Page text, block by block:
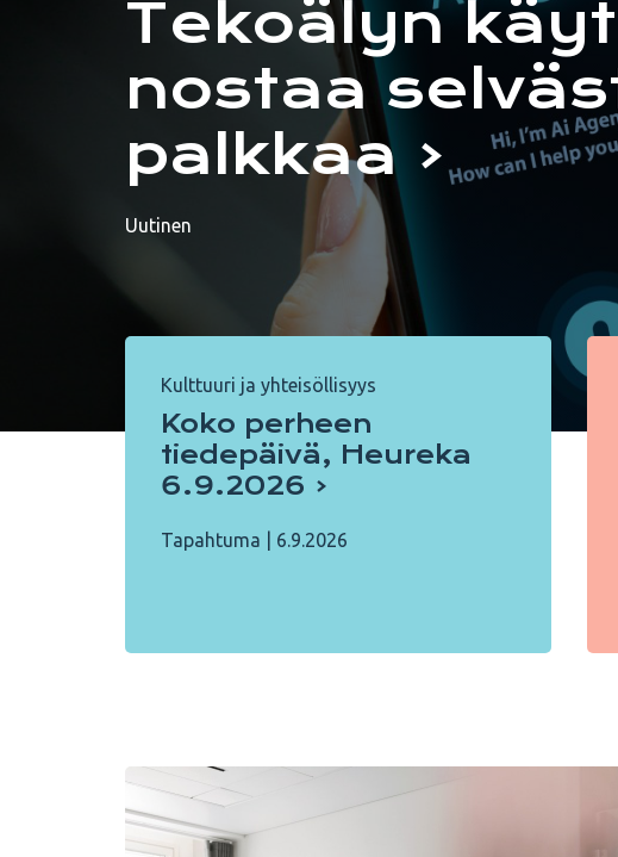
Tekoälyn
nostaa
palkkaa
Uutinen
Kulttuuri ja yhteisöllisyys
Koko perheen
tiedepäivä, Heureka
6.9.2026
Tapahtuma 6.9.2026